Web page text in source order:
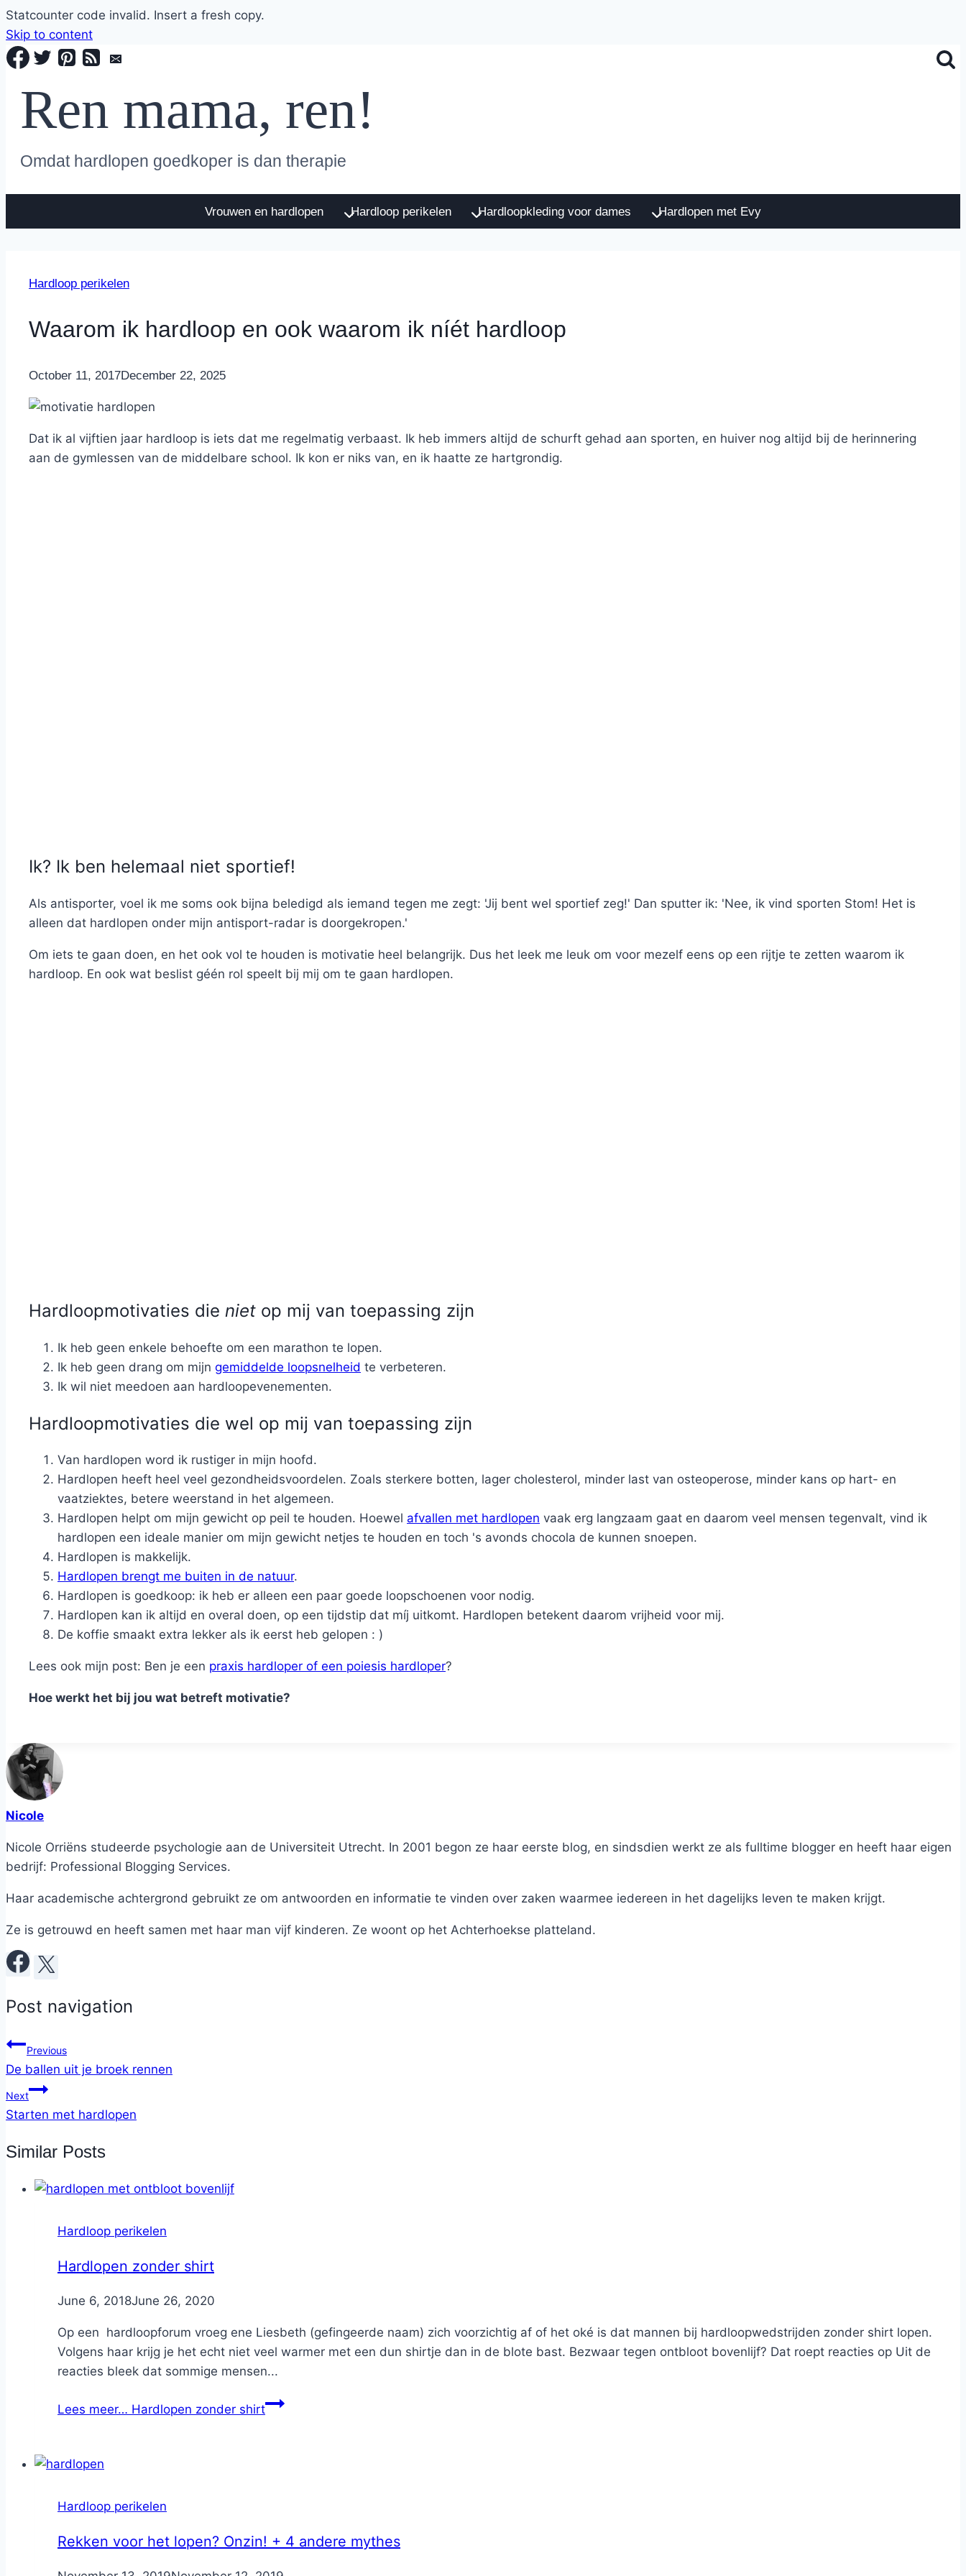
Statcounter code invalid. Insert a fresh copy.
Skip to content
Ren mama, ren!
Omdat hardlopen goedkoper is dan therapie
Vrouwen en hardlopen Hardloop perikelen Hardloopkleding voor dames Hardlopen met Evy
Hardloop perikelen
Waarom ik hardloop en ook waarom ik níét hardloop
ByNicole
October 11, 2017December 22, 2025
Dat ik al vijftien jaar hardloop is iets dat me regelmatig verbaast. Ik heb immers altijd de schurft gehad aan sporten, en huiver nog altijd bij de herinnering
aan de gymlessen van de middelbare school. Ik kon er niks van, en ik haatte ze hartgrondig.
Ik? Ik ben helemaal niet sportief!
Als antisporter, voel ik me soms ook bijna beledigd als iemand tegen me zegt: 'Jij bent wel sportief zeg!' Dan sputter ik: 'Nee, ik vind sporten Stom! Het is
alleen dat hardlopen onder mijn antisport-radar is doorgekropen.'
Om iets te gaan doen, en het ook vol te houden is motivatie heel belangrijk. Dus het leek me leuk om voor mezelf eens op een rijtje te zetten waarom ik
hardloop. En ook wat beslist géén rol speelt bij mij om te gaan hardlopen.
Hardloopmotivaties die niet op mij van toepassing zijn
Ik heb geen enkele behoefte om een marathon te lopen.
Ik heb geen drang om mijn gemiddelde loopsnelheid te verbeteren.
Ik wil niet meedoen aan hardloopevenementen.
Hardloopmotivaties die wel op mij van toepassing zijn
Van hardlopen word ik rustiger in mijn hoofd.
Hardlopen heeft heel veel gezondheidsvoordelen. Zoals sterkere botten, lager cholesterol, minder last van osteoperose, minder kans op hart- en
vaatziektes, betere weerstand in het algemeen.
Hardlopen helpt om mijn gewicht op peil te houden. Hoewel afvallen met hardlopen vaak erg langzaam gaat en daarom veel mensen tegenvalt, vind ik
hardlopen een ideale manier om mijn gewicht netjes te houden en toch 's avonds chocola de kunnen snoepen.
Hardlopen is makkelijk.
Hardlopen brengt me buiten in de natuur.
Hardlopen is goedkoop: ik heb er alleen een paar goede loopschoenen voor nodig.
Hardlopen kan ik altijd en overal doen, op een tijdstip dat míj uitkomt. Hardlopen betekent daarom vrijheid voor mij.
De koffie smaakt extra lekker als ik eerst heb gelopen : )
Lees ook mijn post: Ben je een praxis hardloper of een poiesis hardloper?
Hoe werkt het bij jou wat betreft motivatie?
Nicole
Nicole Orriëns studeerde psychologie aan de Universiteit Utrecht. In 2001 begon ze haar eerste blog, en sindsdien werkt ze als fulltime blogger en heeft haar eigen
bedrijf: Professional Blogging Services.
Haar academische achtergrond gebruikt ze om antwoorden en informatie te vinden over zaken waarmee iedereen in het dagelijks leven te maken krijgt.
Ze is getrouwd en heeft samen met haar man vijf kinderen. Ze woont op het Achterhoekse platteland.
Post navigation
Previous
De ballen uit je broek rennen
Next
Starten met hardlopen
Similar Posts
Hardloop perikelen
Hardlopen zonder shirt
ByNicole
June 6, 2018June 26, 2020
Op een hardloopforum vroeg ene Liesbeth (gefingeerde naam) zich voorzichtig af of het oké is dat mannen bij hardloopwedstrijden zonder shirt lopen.
Volgens haar krijg je het echt niet veel warmer met een dun shirtje dan in de blote bast. Bezwaar tegen ontbloot bovenlijf? Dat roept reacties op Uit de
reacties bleek dat sommige mensen...
Lees meer… Hardlopen zonder shirt
Hardloop perikelen
Rekken voor het lopen? Onzin! + 4 andere mythes